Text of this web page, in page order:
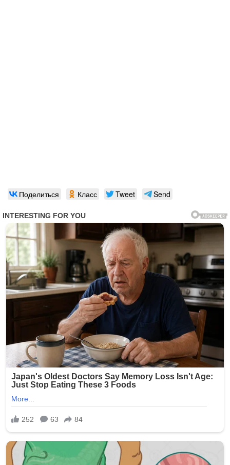
Поделиться Класс Tweet Send